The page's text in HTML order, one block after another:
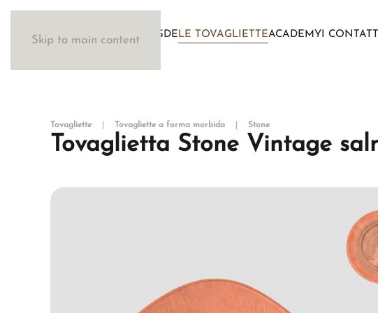
Skip to main content
IL METODO WOSDELE TOVAGLIETTEACADEMYI
Tovagliette Tovagliette a forma morbida Stone
Tovaglietta Stone Vintage